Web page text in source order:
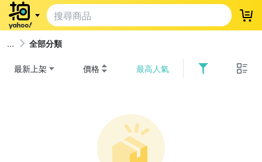
登
全部分類
最新上架 價格 最高人氣